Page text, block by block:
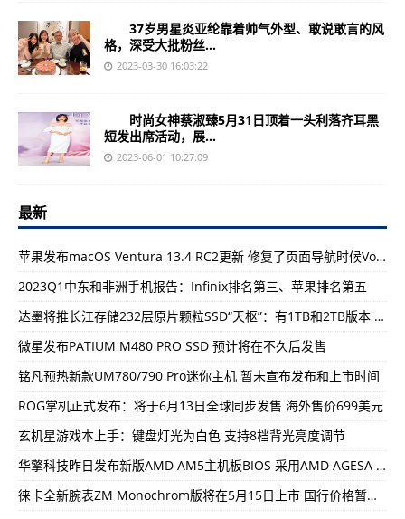
37岁男星炎亚纶靠着帅气外型、敢说敢言的风
格，深受大批粉丝...
2023-03-30 16:03:22
时尚女神蔡淑臻5月31日顶着一头利落齐耳黑
短发出席活动，展...
2023-06-01 10:27:09
最新
苹果发布macOS Ventura 13.4 RC2更新 修复了页面导航时候VoiceOver问题
2023Q1中东和非洲手机报告：Infinix排名第三、苹果排名第五
达墨将推长江存储232层原片颗粒SSD“天枢”：有1TB和2TB版本 速度达5000MB/s
微星发布PATIUM M480 PRO SSD 预计将在不久后发售
铭凡预热新款UM780/790 Pro迷你主机 暂未宣布发布和上市时间
ROG掌机正式发布：将于6月13日全球同步发售 海外售价699美元
玄机星游戏本上手：键盘灯光为白色 支持8档背光亮度调节
华擎科技昨日发布新版AMD AM5主机板BIOS 采用AMD AGESA PI1007核心版本
徕卡全新腕表ZM Monochrom版将在5月15日上市 国行价格暂未公布